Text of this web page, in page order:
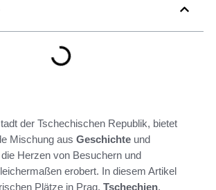
der Tschechischen Republik, bietet
Mischung aus Geschichte und
die Herzen von Besuchern und
erobert. In diesem Artikel
Plätze in Prag, Tschechien,